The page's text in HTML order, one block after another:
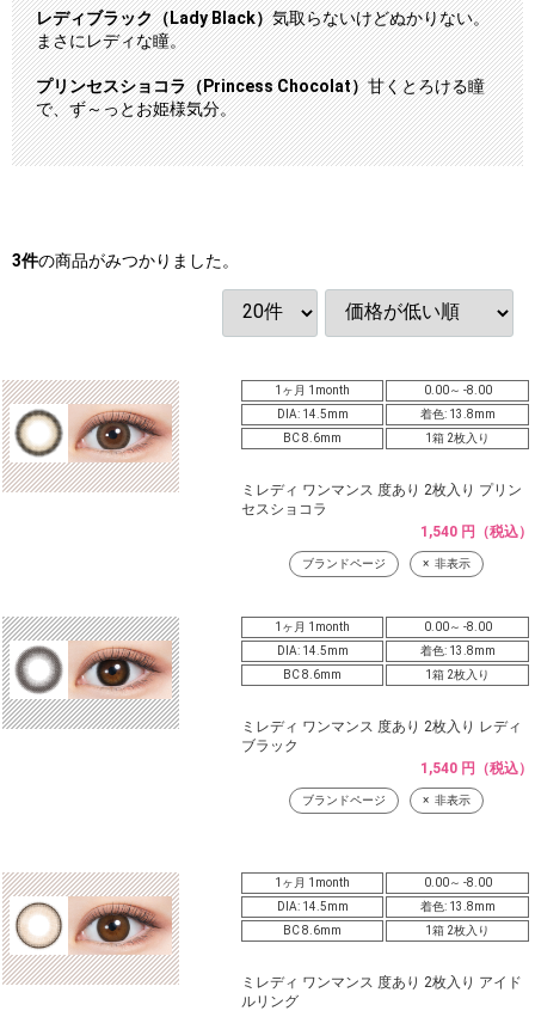
レディブラック（Lady Black）気取らないけどぬかりない。
まさにレディな瞳。
プリンセスショコラ（Princess Chocolat）甘くとろける瞳
で、ず～っとお姫様気分。
3件の商品がみつかりました。
1ヶ月 1month
0.00～ -8.00
DIA: 14.5mm
着色: 13.8mm
BC 8.6mm
1箱 2枚入り
ミレディ ワンマンス 度あり 2枚入り プリン
セスショコラ
1,540 円（税込）
ブランドページ 非表示
1ヶ月 1month
0.00～ -8.00
DIA: 14.5mm
着色: 13.8mm
BC 8.6mm
1箱 2枚入り
ミレディ ワンマンス 度あり 2枚入り レディ
ブラック
1,540 円（税込）
ブランドページ 非表示
1ヶ月 1month
0.00～ -8.00
DIA: 14.5mm
着色: 13.8mm
BC 8.6mm
1箱 2枚入り
ミレディ ワンマンス 度あり 2枚入り アイド
ルリング